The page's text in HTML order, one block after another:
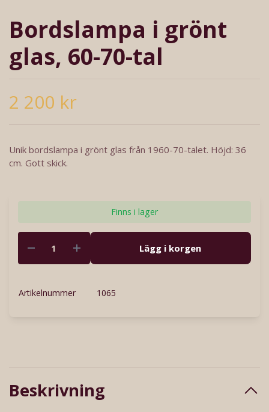
Bordslampa i grönt
glas, 60-70-tal
2 200 kr
Unik bordslampa i grönt glas från 1960-70-talet. Höjd: 36
cm. Gott skick.
Finns i lager
Lägg i korgen
Artikelnummer 1065
Beskrivning